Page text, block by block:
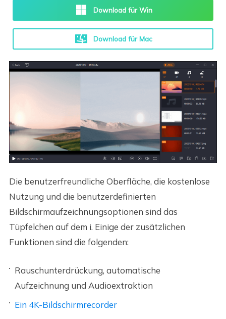
Download für Win
Download für Mac
Die benutzerfreundliche Oberfläche, die kostenlose
Nutzung und die benutzerdefinierten
Bildschirmaufzeichnungsoptionen sind das
Tüpfelchen auf dem i. Einige der zusätzlichen
Funktionen sind die folgenden:
Rauschunterdrückung, automatische
Aufzeichnung und Audioextraktion
Ein 4K-Bildschirmrecorder